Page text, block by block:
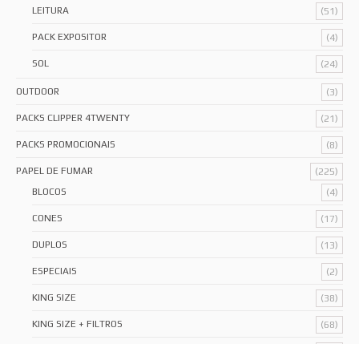
LEITURA
(51)
PACK EXPOSITOR (4)
SOL (24)
OUTDOOR (3)
PACKS CLIPPER 4TWENTY (21)
PACKS PROMOCIONAIS (8)
PAPEL DE FUMAR
(225)
BLOCOS
(4)
CONES (17)
DUPLOS (13)
ESPECIAIS (2)
KING SIZE (38)
KING SIZE + FILTROS (68)